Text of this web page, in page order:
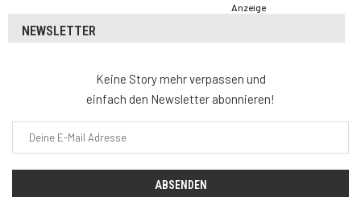
Anzeige
NEWSLETTER
Keine Story mehr verpassen und
einfach den Newsletter abonnieren!